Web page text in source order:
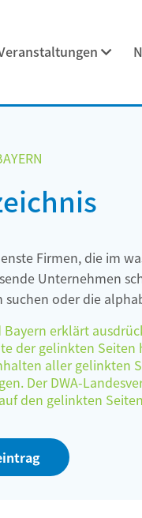
Firmen, die im
Unternehmen
oder die
Bayern erklärt
der gelinkten
aller gelinkten
Der DWA-
den gelinkten